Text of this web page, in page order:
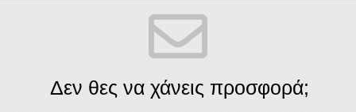
Δεν θες να χάνεις προσφορά;